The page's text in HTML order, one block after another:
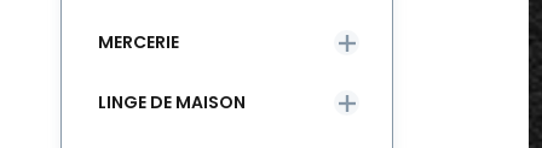
MERCERIE
LINGE DE MAISON